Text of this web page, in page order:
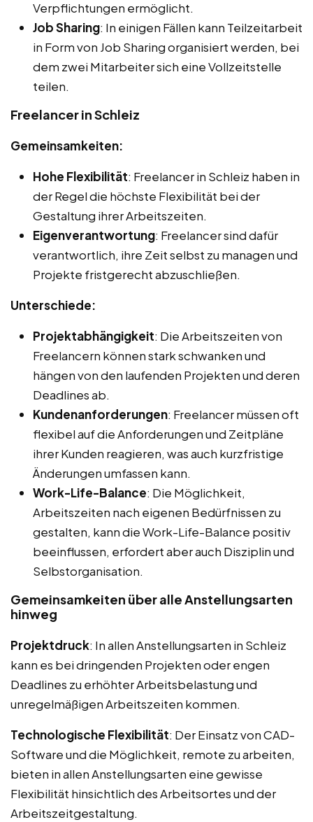
Verpflichtungen ermöglicht.
Job Sharing: In einigen Fällen kann Teilzeitarbeit
in Form von Job Sharing organisiert werden, bei
dem zwei Mitarbeiter sich eine Vollzeitstelle
teilen.
Freelancer in Schleiz
Gemeinsamkeiten:
Hohe Flexibilität: Freelancer in Schleiz haben in
der Regel die höchste Flexibilität bei der
Gestaltung ihrer Arbeitszeiten.
Eigenverantwortung: Freelancer sind dafür
verantwortlich, ihre Zeit selbst zu managen und
Projekte fristgerecht abzuschließen.
Unterschiede:
Projektabhängigkeit: Die Arbeitszeiten von
Freelancern können stark schwanken und
hängen von den laufenden Projekten und deren
Deadlines ab.
Kundenanforderungen: Freelancer müssen oft
flexibel auf die Anforderungen und Zeitpläne
ihrer Kunden reagieren, was auch kurzfristige
Änderungen umfassen kann.
Work-Life-Balance: Die Möglichkeit,
Arbeitszeiten nach eigenen Bedürfnissen zu
gestalten, kann die Work-Life-Balance positiv
beeinflussen, erfordert aber auch Disziplin und
Selbstorganisation.
Gemeinsamkeiten über alle Anstellungsarten
hinweg
Projektdruck: In allen Anstellungsarten in Schleiz
kann es bei dringenden Projekten oder engen
Deadlines zu erhöhter Arbeitsbelastung und
unregelmäßigen Arbeitszeiten kommen.
Technologische Flexibilität: Der Einsatz von CAD-
Software und die Möglichkeit, remote zu arbeiten,
bieten in allen Anstellungsarten eine gewisse
Flexibilität hinsichtlich des Arbeitsortes und der
Arbeitszeitgestaltung.